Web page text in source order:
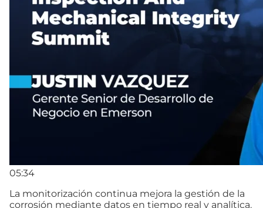
05:34
La monitorización continua mejora la gestión de la
corrosión mediante datos en tiempo real y analítica.